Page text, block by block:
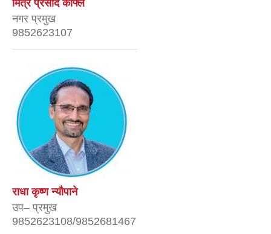
मित्र प्रसाद काफ्ले
नगर प्रमुख
9852623107
राधा कृष्ण न्यौपाने
उप– प्रमुख
9852623108/9852681467